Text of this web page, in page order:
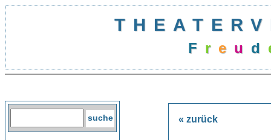
F reu d
« zurück